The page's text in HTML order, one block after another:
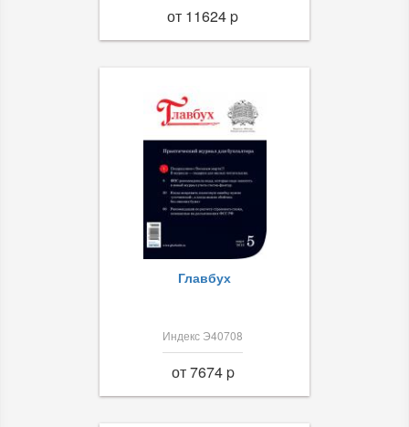
от 11624 p
Главбух
Индекс Э40708
от 7674 p